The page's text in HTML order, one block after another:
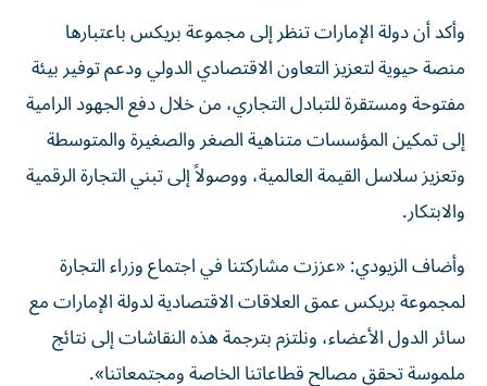
وأكد أن دولة الإمارات تنظر إلى مجموعة بريكس باعتبارها
منصة حيوية لتعزيز التعاون الاقتصادي الدولي ودعم توفير بيئة
مفتوحة ومستقرة للتبادل التجاري، من خلال دفع الجهود الرامية
إلى تمكين المؤسسات متناهية الصغر والصغيرة والمتوسطة
وتعزيز سلاسل القيمة العالمية، ووصولاً إلى تبني التجارة الرقمية
والابتكار.
وأضاف الزيودي: «عززت مشاركتنا في اجتماع وزراء التجارة
لمجموعة بريكس عمق العلاقات الاقتصادية لدولة الإمارات مع
سائر الدول الأعضاء، ونلتزم بترجمة هذه النقاشات إلى نتائج
ملموسة تحقق مصالح قطاعاتنا الخاصة ومجتمعاتنا».